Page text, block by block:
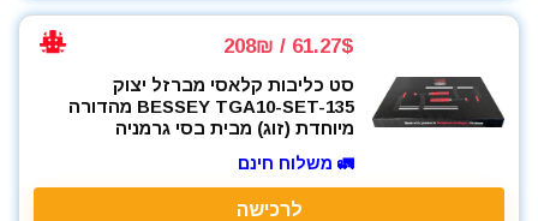
61.27$ / 208₪
סט כליבות קלאסי מברזל יצוק
BESSEY TGA10-SET-135 מהדורה
מיוחדת (זוג) מבית בסי גרמניה
🚛 משלוח חינם
לרכישה